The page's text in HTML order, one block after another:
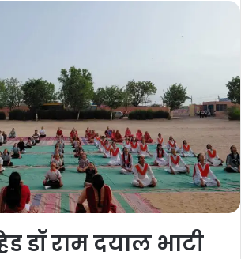
डॉ राम दयाल भाटी